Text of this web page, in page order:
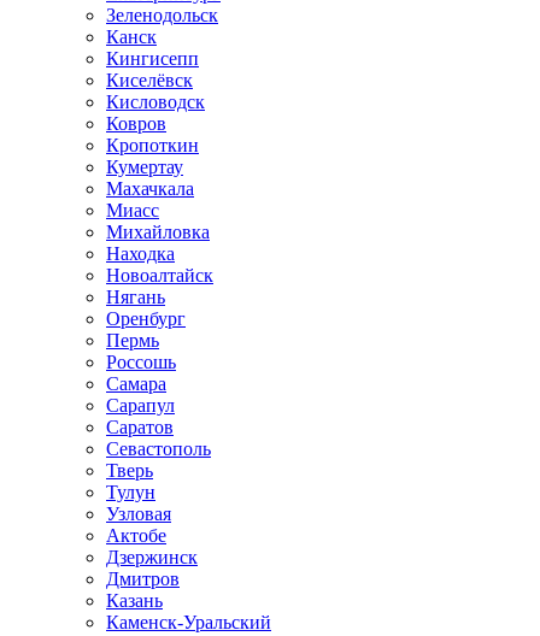
Зеленодольск
Канск
Кингисепп
Киселёвск
Кисловодск
Ковров
Кропоткин
Кумертау
Махачкала
Миасс
Михайловка
Находка
Новоалтайск
Нягань
Оренбург
Пермь
Россошь
Самара
Сарапул
Саратов
Севастополь
Тверь
Тулун
Узловая
Актобе
Дзержинск
Дмитров
Казань
Каменск-Уральский